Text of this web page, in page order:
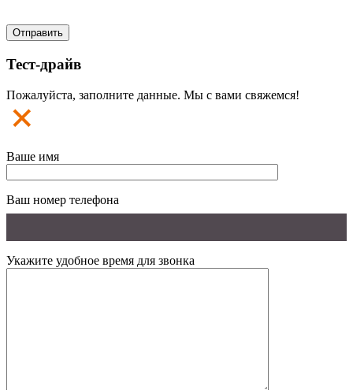
Тест-драйв
Пожалуйста, заполните данные. Мы с вами свяжемся!
Ваше имя
Ваш номер телефона
Укажите удобное время для звонка